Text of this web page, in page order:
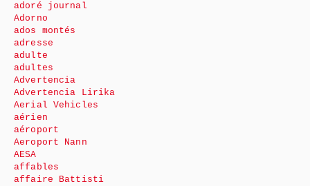
adoré journal
Adorno
ados montés
adresse
adulte
adultes
Advertencia
Advertencia Lirika
Aerial Vehicles
aérien
aéroport
Aeroport Nann
AESA
affables
affaire Battisti